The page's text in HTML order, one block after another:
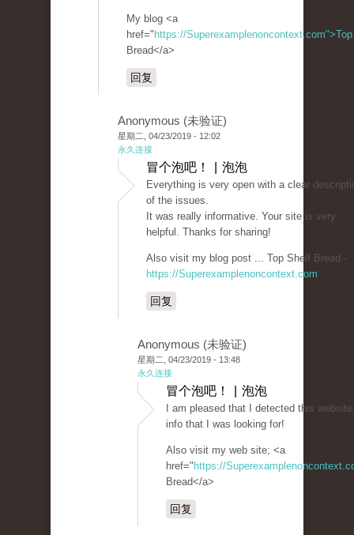
My blog <a
href=" https://Superexamplenoncontext.com">Top
Bread</a>
回复
Anonymous (未验证)
星期二, 04/23/2019 - 12:02
永久连接
冒个泡吧！ | 泡泡
Everything is very open with a clear
of the issues.
It was really informative. Your site is very
helpful. Thanks for sharing!
Also visit my blog post ... Top Shelf Bread -
https://Superexamplenoncontext.com
回复
Anonymous (未验证)
星期二, 04/23/2019 - 13:48
永久连接
冒个泡吧！ | 泡泡
I am pleased that I detected this
info that I was looking for!
Also visit my web site; <a
href=" https://
Bread</a>
回复